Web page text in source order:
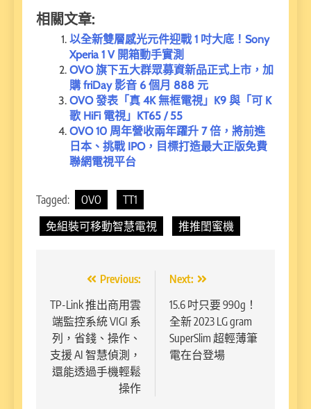
相關文章:
以全新雙層感光元件迎戰 1 吋大底！Sony
Xperia 1 V 開箱動手實測
OVO 旗下五大群眾募資新品正式上市，加
購 friDay 影音 6 個月 888 元
OVO 發表「真 4K 無框電視」K9 與「可 K
歌 HiFi 電視」KT65 / 55
OVO 10 周年營收兩年躍升 7 倍，將前進
日本、挑戰 IPO，目標打造最大正版免費
聯網電視平台
Tagged: OVO
TT1
免組裝可移動智慧電視
推推閨蜜機
章
導
覽
Previous:
TP-Link 推出商用雲
端監控系統 VIGI 系
列，省錢、操作、
支援 AI 智慧偵測，
還能透過手機輕鬆
操作
Next:
15.6 吋只要 990g！
全新 2023 LG gram
SuperSlim 超輕薄筆
電在台登場